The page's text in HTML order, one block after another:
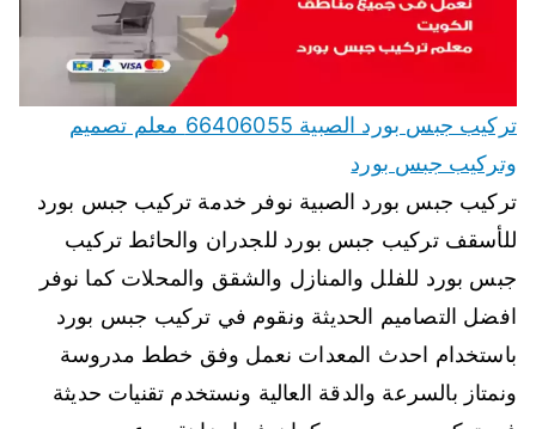
تركيب جبس بورد الصبية 66406055 معلم تصميم
وتركيب جبس بورد
تركيب جبس بورد الصبية نوفر خدمة تركيب جبس بورد
للأسقف تركيب جبس بورد للجدران والحائط تركيب
جبس بورد للفلل والمنازل والشقق والمحلات كما نوفر
افضل التصاميم الحديثة ونقوم في تركيب جبس بورد
باستخدام احدث المعدات نعمل وفق خطط مدروسة
ونمتاز بالسرعة والدقة العالية ونستخدم تقنيات حديثة